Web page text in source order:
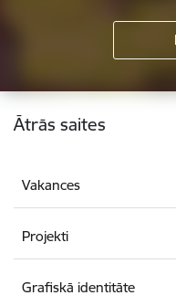
Kājene
Ātrās saites
Vakances
Projekti
Grafiskā identitāte